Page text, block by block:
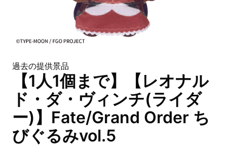
過去の提供景品
【1人1個まで】【レオナル
ド・ダ・ヴィンチ(ライダ
ー)】Fate/Grand Order ち
びぐるみvol.5